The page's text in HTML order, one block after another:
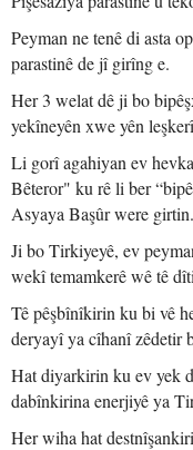
Peyman ne tenê di asta
parastinê de jî girîng e.
Her 3 welat dê ji bo
yekîneyên xwe yên
Li gorî agahiyan ev
Bêteror" ku rê li ber
Asyaya Başûr were girtin.
Ji bo Tirkiyeyê, ev
wekî temamkerê wê tê
Tê pêşbînîkirin ku bi vê
deryayî ya cîhanî zêdetir
Hat diyarkirin ku ev yek
dabînkirina enerjiyê ya
Her wiha hat